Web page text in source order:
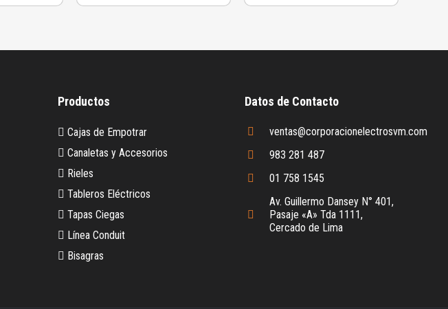
Productos
Cajas de Empotrar
Canaletas y Accesorios
Rieles
Tableros Eléctricos
Tapas Ciegas
Línea Conduit
Bisagras
Datos de Contacto
ventas@corporacionelectrosvm.com
983 281 487
01 758 1545
Av. Guillermo Dansey N° 401,
Pasaje «A» Tda 1111,
Cercado de Lima